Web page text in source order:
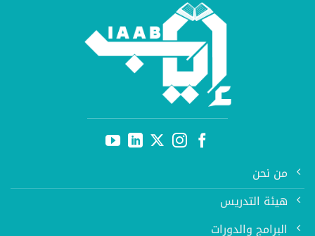
من نحن
هيئة التدريس
البرامج والدورات